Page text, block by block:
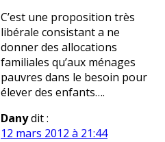
C’est une proposition très
libérale consistant a ne
donner des allocations
familiales qu’aux ménages
pauvres dans le besoin pour
élever des enfants….
Danydit :
12 mars 2012 à 21:44